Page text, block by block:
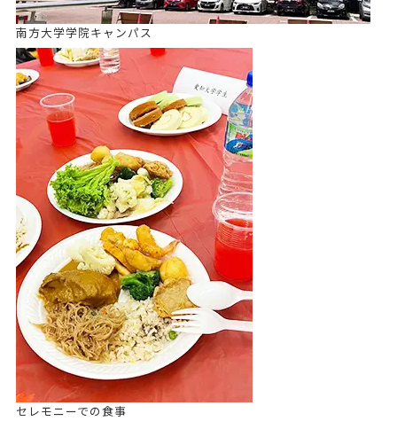
南方大学学院キャンパス
セレモニーでの食事